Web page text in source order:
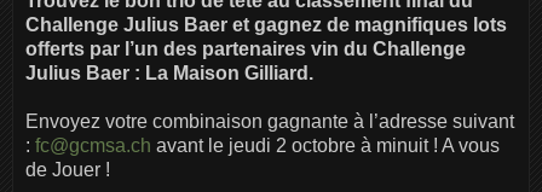
Challenge Julius Baer et gagnez de magnifiques lots
offerts par l’un des partenaires vin du Challenge
Julius Baer : La Maison Gilliard.
Envoyez votre combinaison gagnante à l’adresse suivant
: fc@gcmsa.ch avant le jeudi 2 octobre à minuit ! A vous
de Jouer !